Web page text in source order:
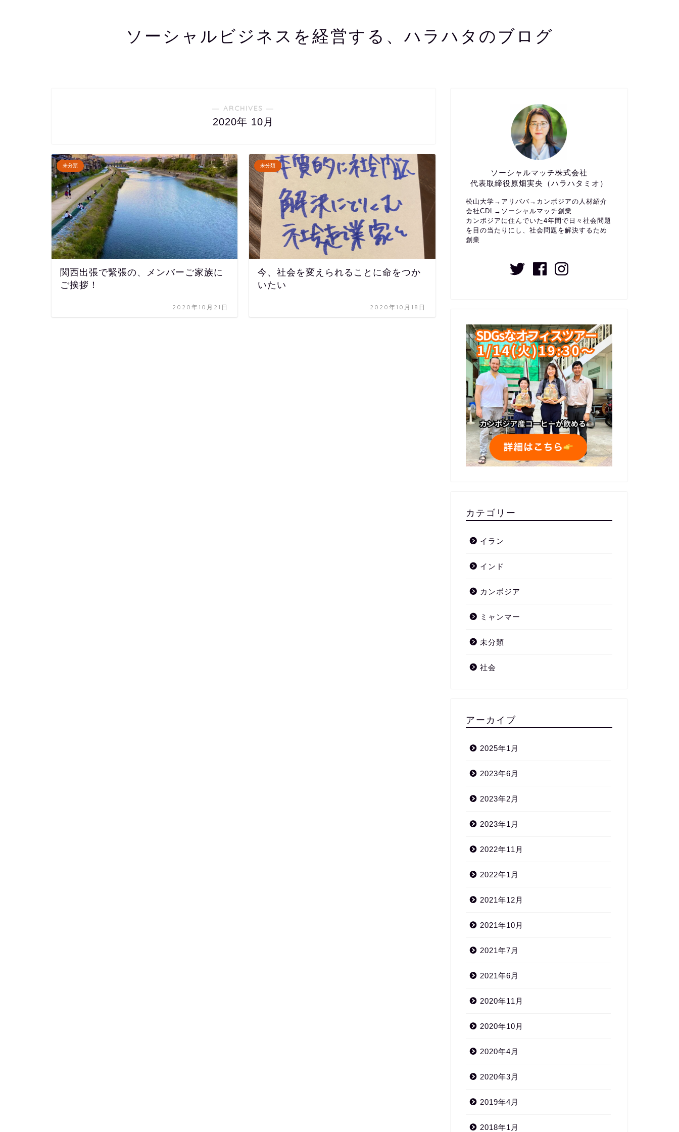
ソーシャルビジネスを経営する、ハラハタのブログ
― ARCHIVES ―
2020年 10月
未分類
関西出張で緊張の、メンバーご家族に
ご挨拶！
2020年10月21日
未分類
今、社会を変えられることに命をつか
いたい
2020年10月18日
ソーシャルマッチ株式会社
代表取締役原畑実央（ハラハタミオ）
松山大学→アリババ→カンボジアの人材紹介
会社CDL→ソーシャルマッチ創業
カンボジアに住んでいた4年間で日々社会問題
を目の当たりにし、社会問題を解決するため
創業
カテゴリー
イラン
インド
カンボジア
ミャンマー
未分類
社会
アーカイブ
2025年1月
2023年6月
2023年2月
2023年1月
2022年11月
2022年1月
2021年12月
2021年10月
2021年7月
2021年6月
2020年11月
2020年10月
2020年4月
2020年3月
2019年4月
2018年1月